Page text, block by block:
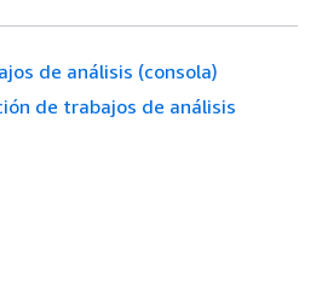
de análisis (consola)
de trabajos de análisis